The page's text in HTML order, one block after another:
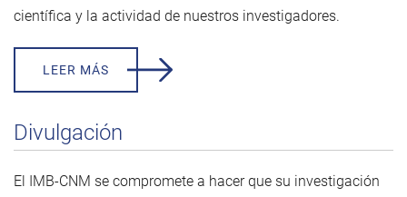
científica y la actividad de nuestros investigadores.
LEER MÁS
Divulgación
El IMB-CNM se compromete a hacer que su investigación